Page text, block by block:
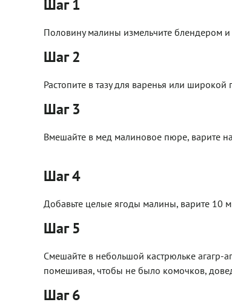
Шаг 1
Половину малины измельчите блендером и
Шаг 2
Растопите в тазу для варенья или
Шаг 3
Вмешайте в мед малиновое пюре, варите
Шаг 4
Добавьте целые ягоды малины, варите 10
Шаг 5
Смешайте в небольшой кастрюльке агагр-
помешивая, чтобы не было комочков,
Шаг 6